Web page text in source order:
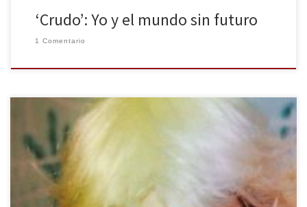
‘Crudo’: Yo y el mundo sin futuro
1 Comentario
El caso de JT Leroy logró irritar a los círculos literarios, a la prensa y
a grandes nombres del mundo del espectáculo y de la fama.
Cuando un periodista desveló el fraude a principios de 2006, las
críticas llovieron sobre Savannah Knoop y Laura Albert que